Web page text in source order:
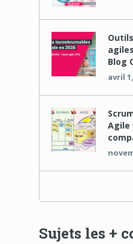
Blog
avril
Agile
Sujets les +